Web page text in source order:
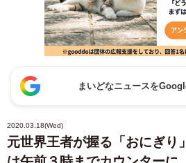
まいどなニュースを
2020.03.18(Wed)
元世界王者が握る「おにぎ